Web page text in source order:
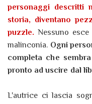
personaggi descritti
storia, diventano
puzzle. Nessuno
malinconia. Ogni
completa che
pronto ad uscire dal
L'autrice ci lascia